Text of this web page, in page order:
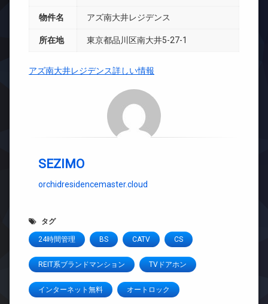
物件名 アズ南大井レジデンス
所在地 東京都品川区南大井5-27-1
アズ南大井レジデンス詳しい情報
SEZIMO
orchidresidencemaster.cloud
タグ
24時間管理 BS CATV CS
REIT系ブランドマンション TVドアホン
インターネット無料 オートロック